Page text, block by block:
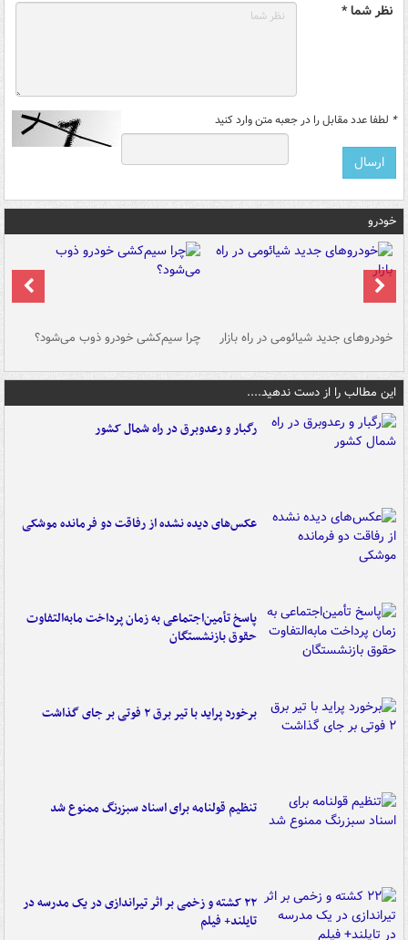
نظر شما *
* لطفا عدد مقابل را در جعبه متن وارد کنید
خودرو
خودروهای جدید شیائومی در راه بازار چرا سیم‌کشی خودرو ذوب می‌شود؟
این مطالب را از دست ندهید....
رگبار و رعدوبرق در راه شمال کشور
عکس‌های دیده نشده از رفاقت دو فرمانده‌ موشکی
پاسخ تأمین‌اجتماعی به زمان پرداخت مابه‌التفاوت
حقوق بازنشستگان
برخورد پراید با تیر برق ۲ فوتی بر جای گذاشت
تنظیم قولنامه برای اسناد سبزرنگ ممنوع شد
۲۲ کشته و زخمی بر اثر تیراندازی در یک مدرسه در
تایلند+ فیلم